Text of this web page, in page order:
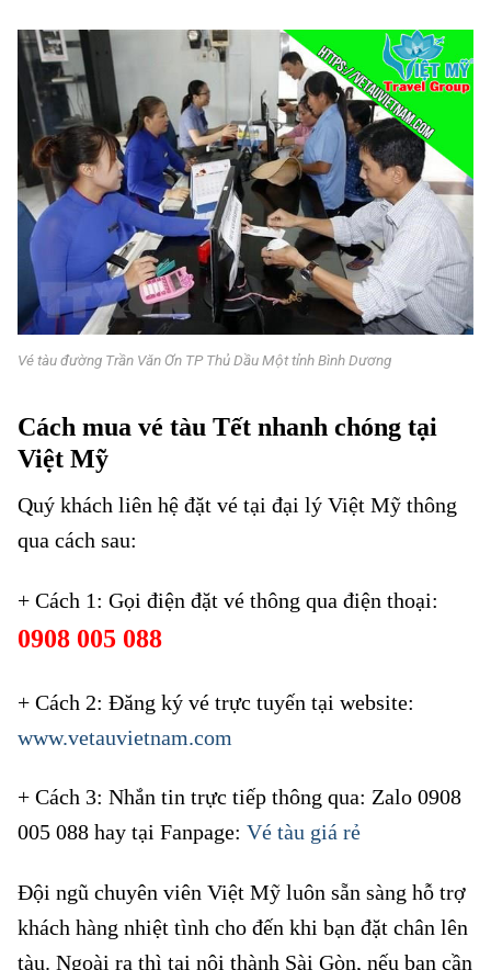
Vé tàu đường Trần Văn Ơn TP Thủ Dầu Một tỉnh Bình Dương
Cách mua vé tàu Tết nhanh chóng tại
Việt Mỹ
Quý khách liên hệ đặt vé tại đại lý Việt Mỹ thông
qua cách sau:
+ Cách 1: Gọi điện đặt vé thông qua điện thoại:
0908 005 088
+ Cách 2: Đăng ký vé trực tuyến tại website:
www.vetauvietnam.com
+ Cách 3: Nhắn tin trực tiếp thông qua: Zalo 0908
005 088 hay tại Fanpage: Vé tàu giá rẻ
Đội ngũ chuyên viên Việt Mỹ luôn sẵn sàng hỗ trợ
khách hàng nhiệt tình cho đến khi bạn đặt chân lên
tàu. Ngoài ra thì tại nội thành Sài Gòn, nếu bạn cần